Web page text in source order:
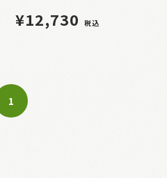
¥12,730 税込
1